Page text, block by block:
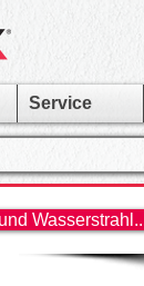
Service